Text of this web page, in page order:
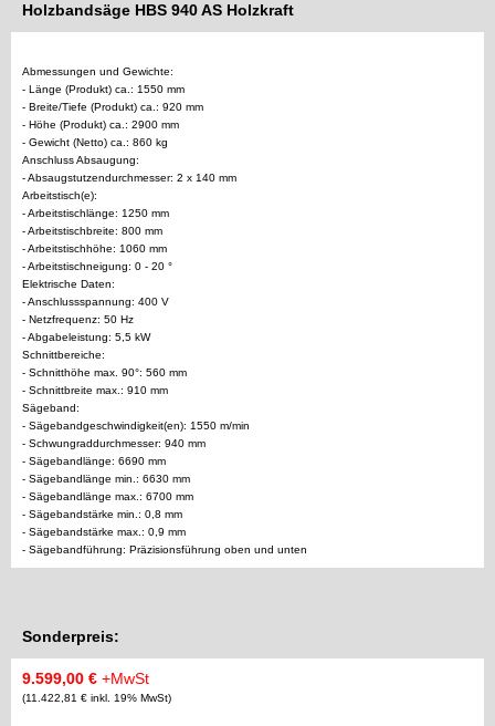
Holzbandsäge HBS 940 AS Holzkraft
Abmessungen und Gewichte:
- Länge (Produkt) ca.: 1550 mm
- Breite/Tiefe (Produkt) ca.: 920 mm
- Höhe (Produkt) ca.: 2900 mm
- Gewicht (Netto) ca.: 860 kg
Anschluss Absaugung:
- Absaugstutzendurchmesser: 2 x 140 mm
Arbeitstisch(e):
- Arbeitstischlänge: 1250 mm
- Arbeitstischbreite: 800 mm
- Arbeitstischhöhe: 1060 mm
- Arbeitstischneigung: 0 - 20 °
Elektrische Daten:
- Anschlussspannung: 400 V
- Netzfrequenz: 50 Hz
- Abgabeleistung: 5,5 kW
Schnittbereiche:
- Schnitthöhe max. 90°: 560 mm
- Schnittbreite max.: 910 mm
Sägeband:
- Sägebandgeschwindigkeit(en): 1550 m/min
- Schwungraddurchmesser: 940 mm
- Sägebandlänge: 6690 mm
- Sägebandlänge min.: 6630 mm
- Sägebandlänge max.: 6700 mm
- Sägebandstärke min.: 0,8 mm
- Sägebandstärke max.: 0,9 mm
- Sägebandführung: Präzisionsführung oben und unten
Sonderpreis:
9.599,00 € +MwSt
(11.422,81 € inkl. 19% MwSt)